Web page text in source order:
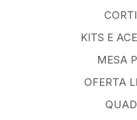
KITS E
MESA
OFERTA